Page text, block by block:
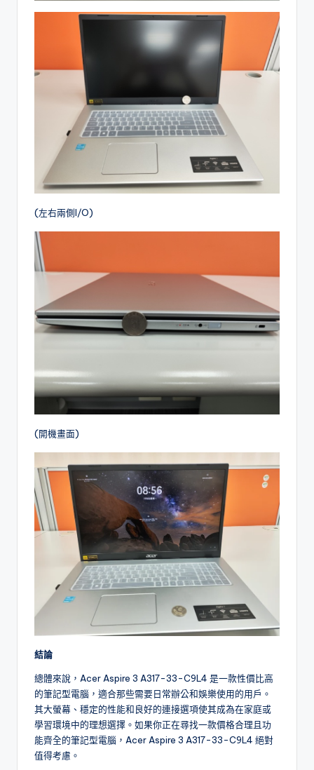
(左右兩側I/O)
(開機畫面)
結論
總體來說，Acer Aspire 3 A317-33-C9L4 是一款性價比高
的筆記型電腦，適合那些需要日常辦公和娛樂使用的用戶。
其大螢幕、穩定的性能和良好的連接選項使其成為在家庭或
學習環境中的理想選擇。如果你正在尋找一款價格合理且功
能齊全的筆記型電腦，Acer Aspire 3 A317-33-C9L4 絕對
值得考慮。